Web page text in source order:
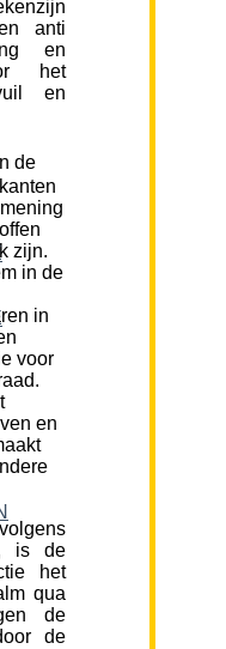
anti
en
het
en
zijn.
in de
in
voor
en
is de
het
qua
de
de